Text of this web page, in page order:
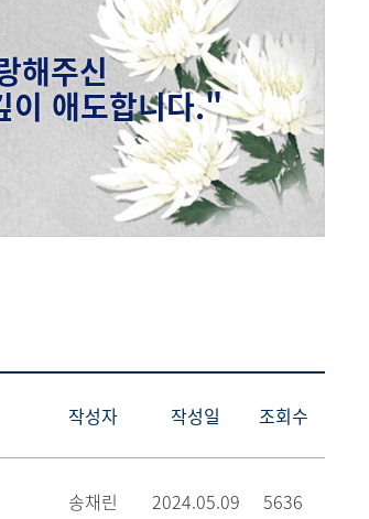
해주신
이 애도합니다."
작성자 작성일 조회수
송채린 2024.05.09 5636